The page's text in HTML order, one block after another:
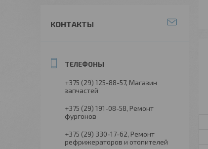
КОНТАКТЫ
+375 (29) 125-88-57 Магазин
запчастей
+375 (29) 191-08-58 Ремонт
фургонов
+375 (29) 330-17-62 Ремонт
рефрижераторов и отопителей